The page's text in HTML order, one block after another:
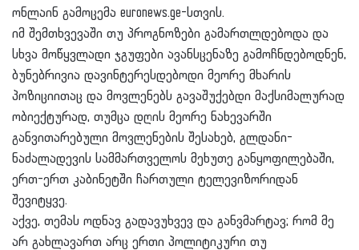
ონლაინ გამოცემა euronews.ge-სთვის.
იმ შემთხვევაში თუ პროგნოზები გამართლდებოდა და
სხვა მოწყვლადი ჯგუფები ავანსცენაზე გამოჩნდებოდნენ,
ბუნებრივია დავინტერესდებოდი მეორე მხარის
პოზიციითაც და მოვლენებს გავაშუქებდი მაქსიმალურად
ობიექტურად, თუმცა დღის მეორე ნახევარში
განვითარებული მოვლენების შესახებ, გლდანი-
ნაძალადევის სამმართველოს მეხუთე განყოფილებაში,
ერთ-ერთ კაბინეტში ჩართული ტელევიზორიდან
შევიტყვე.
აქვე, თემას ოდნავ გადავუხვევ და განვმარტავ; რომ მე
არ გახლავართ არც ერთი პოლიტიკური თუ